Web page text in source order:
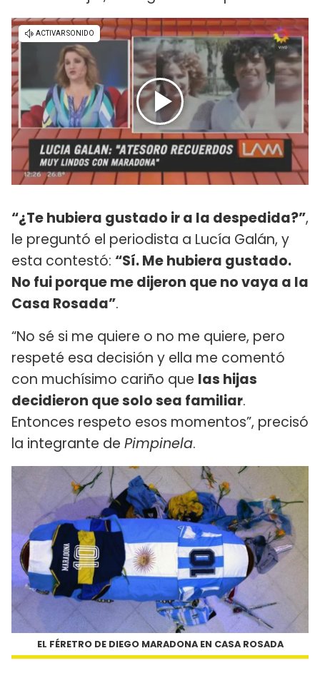
“¿Te hubiera gustado ir a la despedida?”,
le preguntó el periodista a Lucía Galán, y
esta contestó: “Sí. Me hubiera gustado.
No fui porque me dijeron que no vaya a la
Casa Rosada”.
“No sé si me quiere o no me quiere, pero
respeté esa decisión y ella me comentó
con muchísimo cariño que las hijas
decidieron que solo sea familiar.
Entonces respeto esos momentos”, precisó
la integrante de Pimpinela.
EL FÉRETRO DE DIEGO MARADONA EN CASA ROSADA